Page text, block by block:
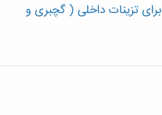
اموزش قالب گیری pvc برای تزینات داخلی ( گچبری و